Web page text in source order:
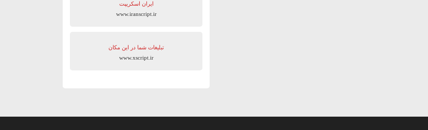
ایران اسکریپت
www.iranscript.ir
تبلیغات شما در این مکان
www.xscript.ir